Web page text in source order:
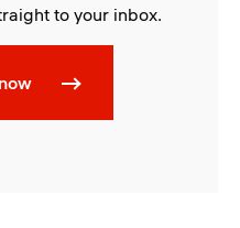
to your inbox.